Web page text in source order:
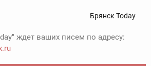
Брянск Today
ждет ваших писем по адресу: